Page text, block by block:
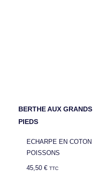
BERTHE AUX GRANDS
PIEDS
ECHARPE EN COTON
POISSONS
45,50€ TTC